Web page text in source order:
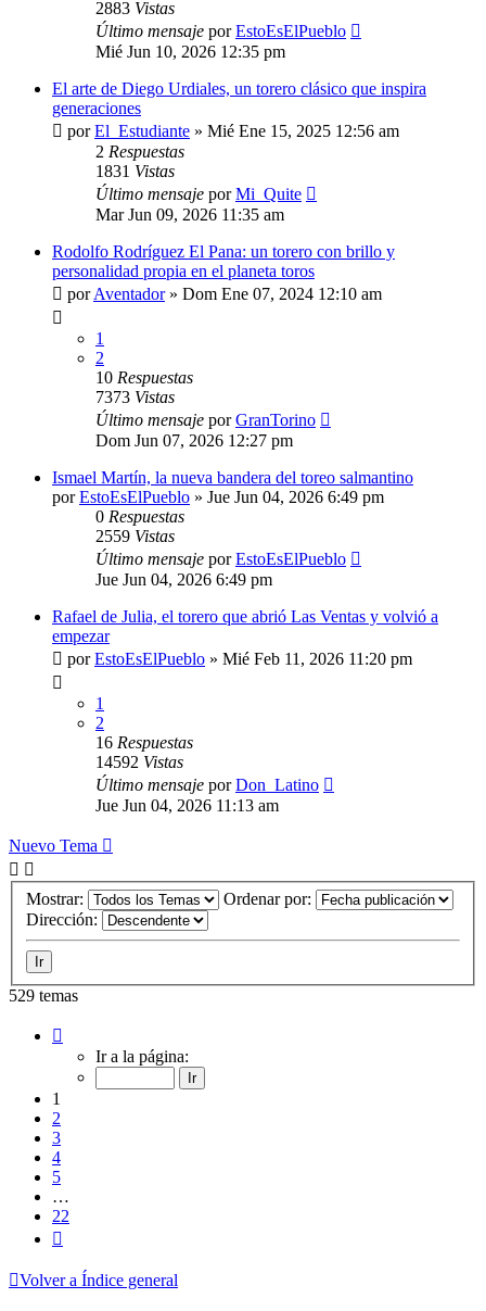
2883 Vistas
Último mensaje porEstoEsElPueblo
Mié Jun 10, 2026 12:35 pm
El arte de Diego Urdiales, un torero clásico que inspira
generaciones
porEl_Estudiante » Mié Ene 15, 2025 12:56 am
2 Respuestas
1831 Vistas
Último mensaje porMi_Quite
Mar Jun 09, 2026 11:35 am
Rodolfo Rodríguez El Pana: un torero con brillo y
personalidad propia en el planeta toros
porAventador» Dom Ene 07, 2024 12:10 am
1
2
10 Respuestas
7373 Vistas
Último mensaje porGranTorino
Dom Jun 07, 2026 12:27 pm
Ismael Martín, la nueva bandera del toreo salmantino
porEstoEsElPueblo » Jue Jun 04, 2026 6:49 pm
0 Respuestas
2559 Vistas
Último mensaje porEstoEsElPueblo
Jue Jun 04, 2026 6:49 pm
Rafael de Julia, el torero que abrió Las Ventas y volvió a
empezar
porEstoEsElPueblo » Mié Feb 11, 2026 11:20 pm
1
2
16 Respuestas
14592 Vistas
Último mensaje porDon_Latino
Jue Jun 04, 2026 11:13 am
Nuevo Tema
Mostrar:
Ordenar por:
Dirección:
529 temas
Ir a la página:
1
2
3
4
5
…
22
Volver a Índice general